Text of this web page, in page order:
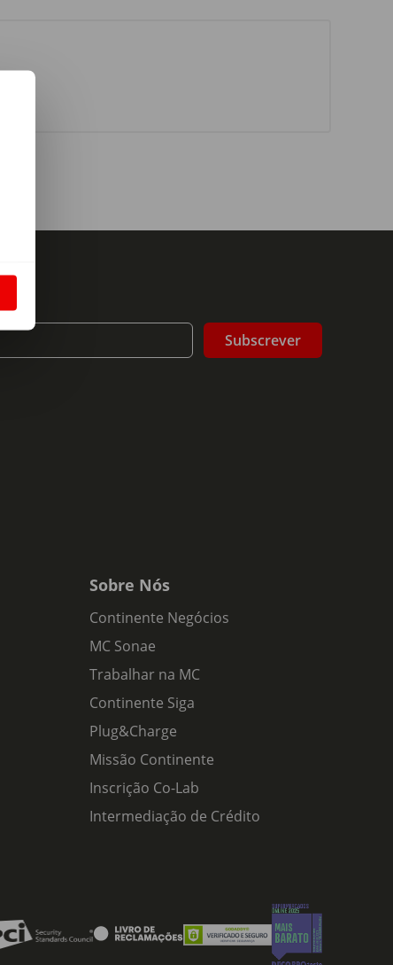
Subscrever
Sobre Nós
Continente Negócios
MC Sonae
Trabalhar na MC
Continente Siga
Plug&Charge
Missão Continente
Inscrição Co-Lab
Intermediação de Crédito